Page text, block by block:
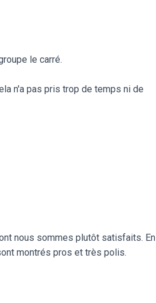
le carré.
n'a pas pris trop de temps ni de
nous sommes plutôt satisfaits. En
montrés pros et très polis.